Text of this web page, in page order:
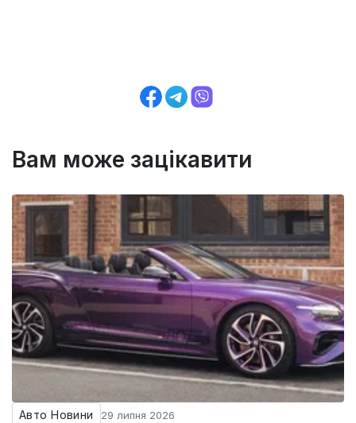
Вам може зацікавити
Авто Новини 29 липня 2026